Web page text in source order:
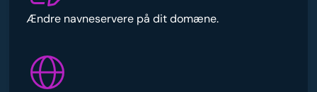
Ændre navneservere på dit domæne.